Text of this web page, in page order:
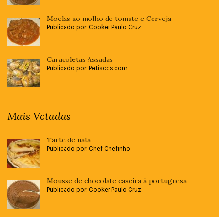
Moelas ao molho de tomate e Cerveja
Publicado por: Cooker Paulo Cruz
Caracoletas Assadas
Publicado por: Petiscos.com
Mais Votadas
Tarte de nata
Publicado por: Chef Chefinho
Mousse de chocolate caseira à portuguesa
Publicado por: Cooker Paulo Cruz